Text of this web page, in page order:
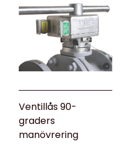
Ventillås 90-
graders
manövrering